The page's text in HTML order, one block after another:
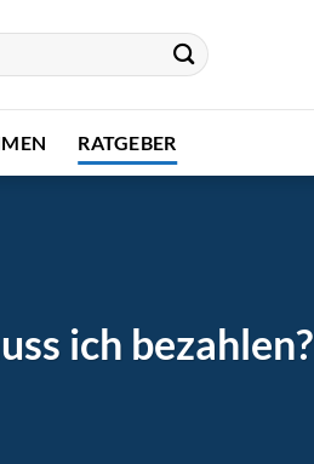
RATGEBER
ich bezahlen?